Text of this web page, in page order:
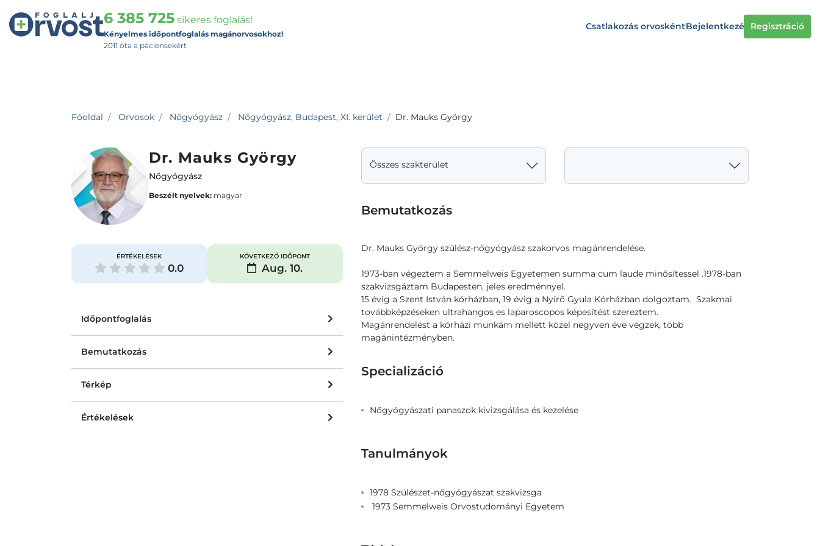
6 385 725 sikeres foglalás!
Kényelmes időpontfoglalás magánorvosokhoz!
2011 óta a páciensekért
Csatlakozás orvoskéntBejelentkezés Regisztráció
Főoldal Orvosok Nőgyógyász Nőgyógyász, Budapest, XI. kerület Dr. Mauks György
Dr. Mauks György
Nőgyógyász
Beszélt nyelvek: magyar
ÉRTÉKELÉSEK
0.0
KÖVETKEZŐ IDŐPONT
Aug. 10.
Időpontfoglalás
Bemutatkozás
Térkép
Értékelések
Összes szakterület
Bemutatkozás
Dr. Mauks György szülész-nőgyógyász szakorvos magánrendelése.
1973-ban végeztem a Semmelweis Egyetemen summa cum laude minősítessel .1978-ban
szakvizsgáztam Budapesten, jeles eredménnyel.
15 évig a Szent István kórházban, 19 évig a Nyírő Gyula Kórházban dolgoztam. Szakmai
továbbképzéseken ultrahangos es laparoscopos képesítést szereztem.
Magánrendelést a kórházi munkám mellett közel negyven éve végzek, több
magánintézményben.
Specializáció
Nőgyógyászati panaszok kivizsgálása és kezelése
Tanulmányok
1978 Szülészet-nőgyógyászat szakvizsga
1973 Semmelweis Orvostudományi Egyetem